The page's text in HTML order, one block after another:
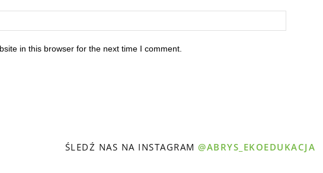
in this browser for the next time I comment.
ŚLEDŹ NAS NA INSTAGRAM@ABRYS_EKOEDUKACJA